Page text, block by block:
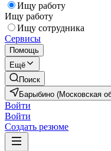
Ищу работу
Ищу работу
Ищу сотрудника
Сервисы
Помощь
Ещё
Поиск
Барыбино (Московская
Войти
Войти
Создать резюме